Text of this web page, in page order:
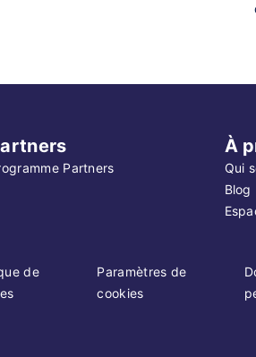
Partners
À
Qui
Blog
de
Paramètres de
cookies